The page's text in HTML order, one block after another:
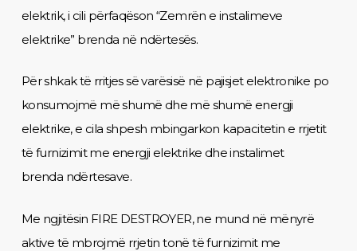
elektrik, i cili përfaqëson “Zemrën e instalimeve
elektrike” brenda në ndërtesës.
Për shkak të rritjes së varësisë në pajisjet elektronike po
konsumojmë më shumë dhe më shumë energji
elektrike, e cila shpesh mbingarkon kapacitetin e rrjetit
të furnizimit me energji elektrike dhe instalimet
brenda ndërtesave.
Me ngjitësin FIRE DESTROYER, ne mund në mënyrë
aktive të mbrojmë rrjetin tonë të furnizimit me